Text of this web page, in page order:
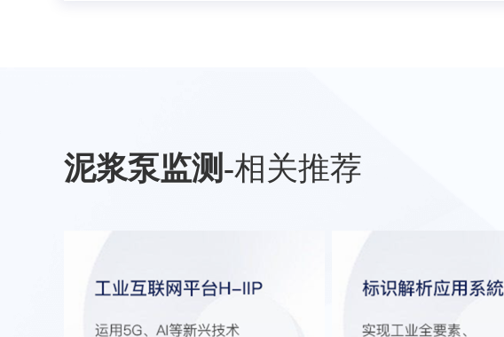
泥浆泵监测 -相关推荐